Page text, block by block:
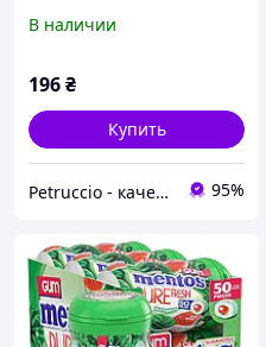
В наличии
196₴
Купить
Petruccio - качество и вкус Европы в вашем доме 95%